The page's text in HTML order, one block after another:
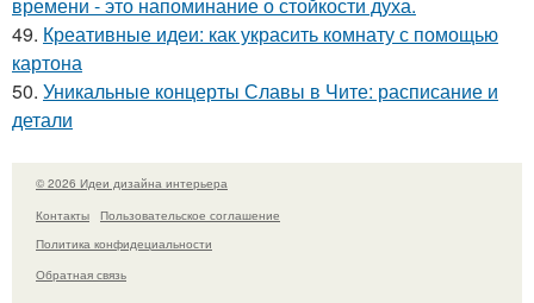
49. Креативные идеи: как украсить комнату с помощью
картона
50. Уникальные концерты Славы в Чите: расписание и
детали
© 2026 Идеи дизайна интерьера
Контакты
Пользовательское соглашение
Политика конфидециальности
Обратная связь